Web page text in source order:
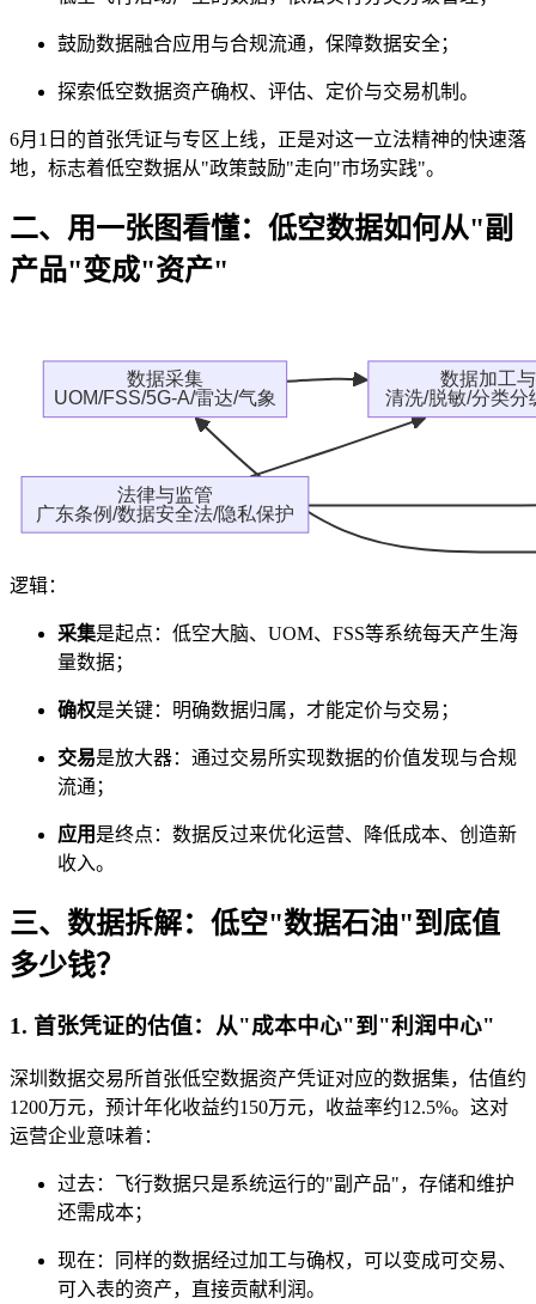
鼓励数据融合应用与合规流通，保障数据安全；
探索低空数据资产确权、评估、定价与交易机制。
6月1日的首张凭证与专区上线，正是对这一立法精神的快速落
地，标志着低空数据从"政策鼓励"走向"市场实践"。
二、用一张图看懂：低空数据如何从"副
产品"变成"资产"
逻辑：
采集是起点：低空大脑、UOM、FSS等系统每天产生海
量数据；
确权是关键：明确数据归属，才能定价与交易；
交易是放大器：通过交易所实现数据的价值发现与合规
流通；
应用 是终点：数据反过来优化运营、降低成本、创造新
收入。
三、数据拆解：低空"数据石油"到底值
多少钱？
1. 首张凭证的估值：从"成本中心"到"利润中心"
深圳数据交易所首张低空数据资产凭证对应的数据集，估值约
1200万元，预计年化收益约150万元，收益率约12.5%。这对
运营企业意味着：
过去：飞行数据只是系统运行的"副产品"，存储和维护
还需成本；
现在：同样的数据经过加工与确权，可以变成可交易、
可入表的资产，直接贡献利润。